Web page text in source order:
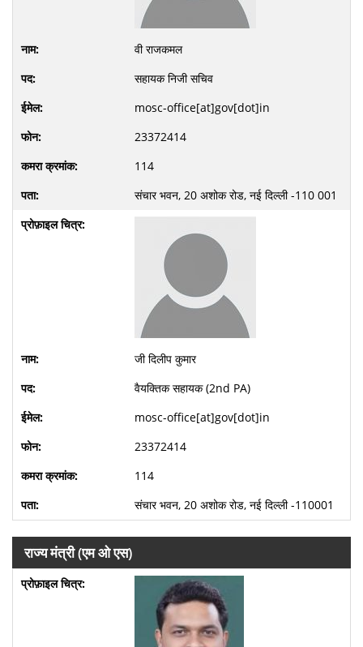
वी राजकमल
सहायक निजी सचिव
mosc-office[at]gov[dot]in
23372414
114
संचार भवन, 20 अशोक रोड, नई दिल्ली -110 001
जी दिलीप कुमार
वैयक्तिक सहायक (2nd PA)
mosc-office[at]gov[dot]in
23372414
114
संचार भवन, 20 अशोक रोड, नई दिल्ली -110001
राज्य मंत्री (एम ओ एस)